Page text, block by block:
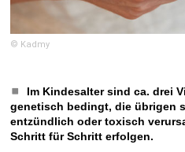
© Kadmy
Im Kindesalter sind ca. drei
genetisch bedingt, die übrigen
entzündlich oder toxisch
Schritt für Schritt erfolgen.